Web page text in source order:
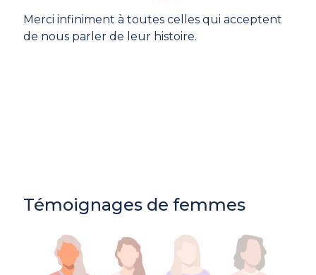
Merci infiniment à toutes celles qui acceptent
de nous parler de leur histoire.
Témoignages de femmes